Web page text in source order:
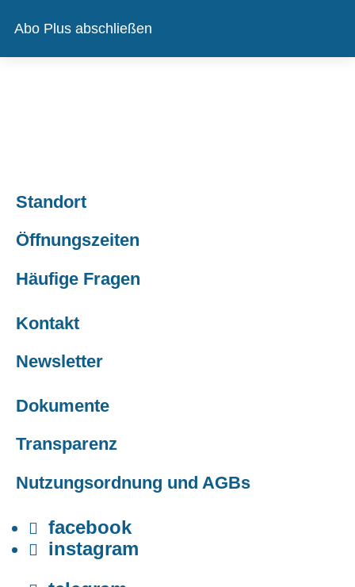
Abo Plus abschließen
Standort
Öffnungszeiten
Häufige Fragen
Kontakt
Newsletter
Dokumente
Transparenz
Nutzungsordnung und AGBs
 facebook
 instagram